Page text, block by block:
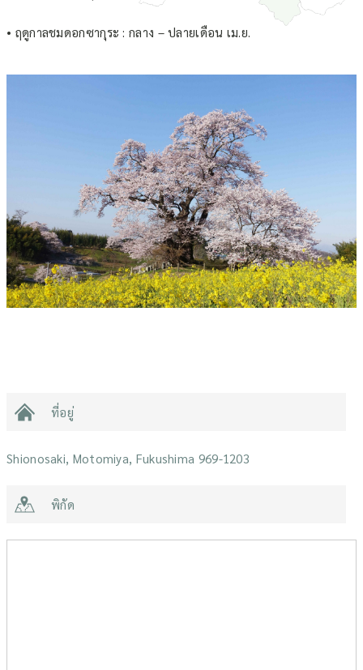
• ฤดูกาลชมดอกซากุระ : กลาง – ปลายเดือน เม.ย.
ที่อยู่
Shionosaki, Motomiya, Fukushima 969-1203
พิกัด